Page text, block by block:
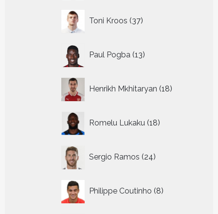
Toni Kroos 37
producten
Paul Pogba 13
producten
Henrikh Mkhitaryan 18
producten
Romelu Lukaku 18
producten
Sergio Ramos 24
producten
Philippe Coutinho 8
producten